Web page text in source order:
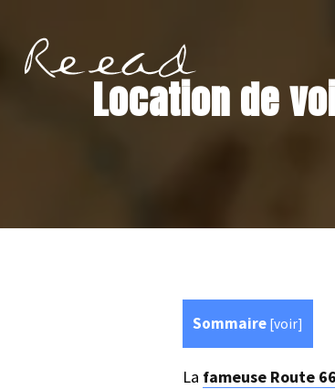
Location de
Sommaire [voir]
La fameuse Route 66